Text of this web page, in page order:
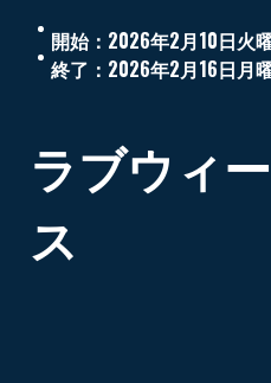
開始：2026年2月10日火
終了：2026年2月16日月
ラブウィ
ス